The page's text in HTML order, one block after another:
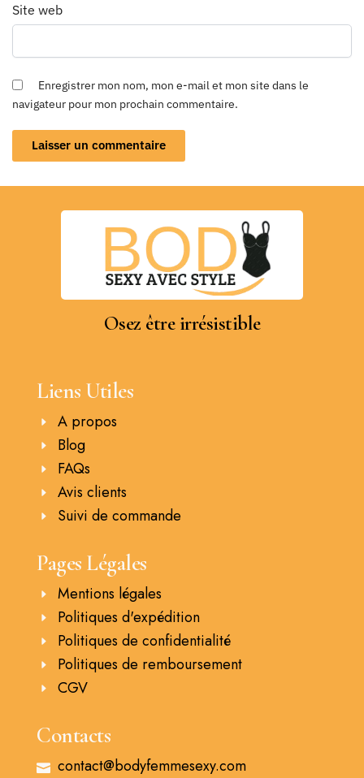
Site web
Enregistrer mon nom, mon e-mail et mon site dans le
navigateur pour mon prochain commentaire.
Osez être irrésistible
Liens Utiles
A propos
Blog
FAQs
Avis clients
Suivi de commande
Pages Légales
Mentions légales
Politiques d'expédition
Politiques de confidentialité
Politiques de remboursement
CGV
Contacts
contact@bodyfemmesexy.com